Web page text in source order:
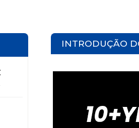
INTRODUÇÃO